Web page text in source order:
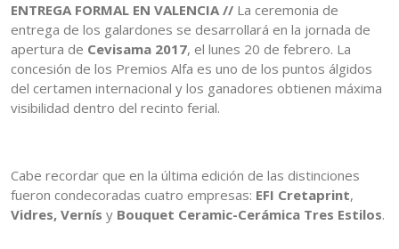
ENTREGA FORMAL EN VALENCIA // La ceremonia de
entrega de los galardones se desarrollará en la jornada de
apertura de Cevisama 2017, el lunes 20 de febrero. La
concesión de los Premios Alfa es uno de los puntos álgidos
del certamen internacional y los ganadores obtienen máxima
visibilidad dentro del recinto ferial.
Cabe recordar que en la última edición de las distinciones
fueron condecoradas cuatro empresas: EFI Cretaprint,
Vidres, Vernís y Bouquet Ceramic-Cerámica Tres Estilos.